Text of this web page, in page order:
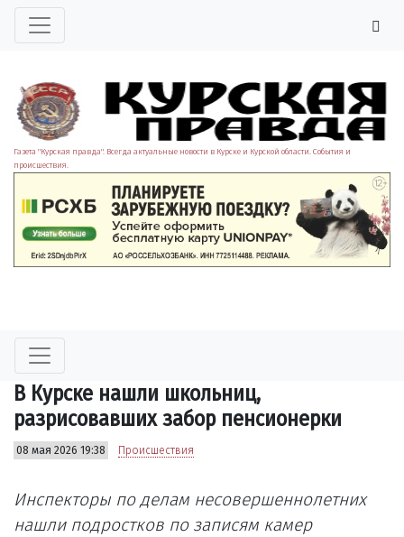
Газета "Курская правда". Всегда актуальные новости в Курске и Курской области. События и
происшествия.
В Курске нашли школьниц,
разрисовавших забор пенсионерки
08 мая 2026 19:38 Происшествия
Инспекторы по делам несовершеннолетних
нашли подростков по записям камер